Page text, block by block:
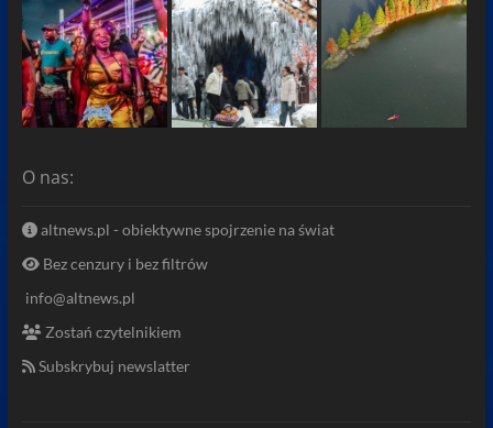
O nas:
altnews.pl - obiektywne spojrzenie na świat
Bez cenzury i bez filtrów
info@altnews.pl
Zostań czytelnikiem
Subskrybuj newslatter